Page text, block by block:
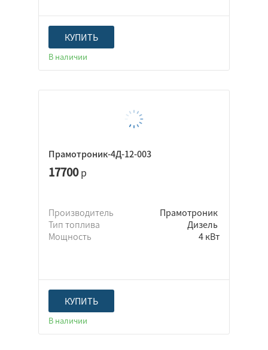
КУПИТЬ
В наличии
Прамотроник-4Д-12-003
17700р
Производитель
Прамотроник
Тип топлива
Дизель
Мощность
4 кВт
КУПИТЬ
В наличии